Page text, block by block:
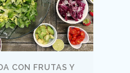
CON FRUTAS Y